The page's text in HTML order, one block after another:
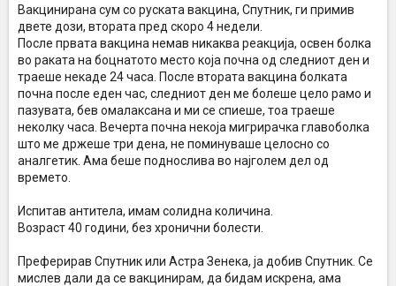
Вакцинирана сум со руската вакцина, Спутник, ги примив
двете дози, втората пред скоро 4 недели.
После првата вакцина немав никаква реакција, освен болка
во раката на боцнатото место која почна од следниот ден и
траеше некаде 24 часа. После втората вакцина болката
почна после еден час, следниот ден ме болеше цело рамо и
пазувата, бев омалаксана и ми се спиеше, тоа траеше
неколку часа. Вечерта почна некоја мигрирачка главоболка
што ме држеше три дена, не поминуваше целосно со
аналгетик. Ама беше поднослива во најголем дел од
времето.
Испитав антитела, имам солидна количина.
Возраст 40 години, без хронични болести.
Преферирав Спутник или Астра Зенека, ја добив Спутник. Се
мислев дали да се вакцинирам, да бидам искрена, ама